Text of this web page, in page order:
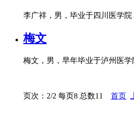
李广祥，男，毕业于四川医学
梅文
梅文，男，早年毕业于泸州医
页次：2/2 每页8 总数11 首页